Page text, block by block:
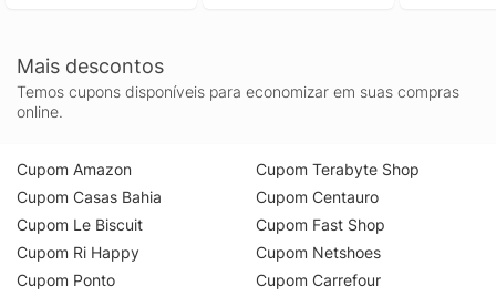
Mais descontos
Temos cupons disponíveis para economizar em suas compras
online.
Cupom Amazon
Cupom Casas Bahia
Cupom Le Biscuit
Cupom Ri Happy
Cupom Ponto
Cupom Terabyte Shop
Cupom Centauro
Cupom Fast Shop
Cupom Netshoes
Cupom Carrefour